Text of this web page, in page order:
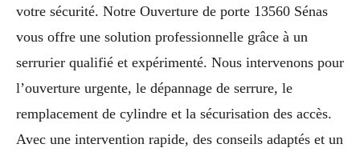
votre sécurité. Notre Ouverture de porte 13560 Sénas
vous offre une solution professionnelle grâce à un
serrurier qualifié et expérimenté. Nous intervenons pour
l’ouverture urgente, le dépannage de serrure, le
remplacement de cylindre et la sécurisation des accès.
Avec une intervention rapide, des conseils adaptés et un